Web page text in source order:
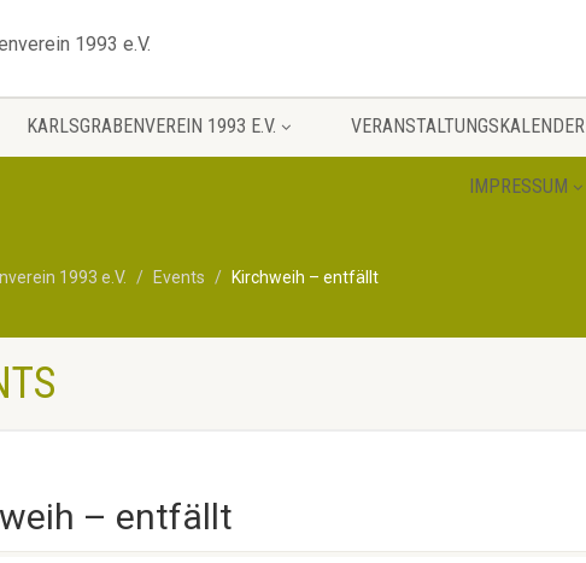
1993 e.V.
KARLSGRABENVEREIN 1993 E.V. VERANSTALTUNGSKALENDER
IMPRESSUM
1993 e.V. Events Kirchweih – entfällt
– entfällt